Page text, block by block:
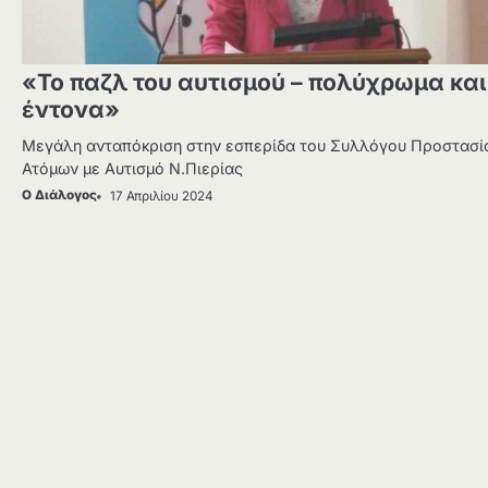
«Το παζλ του αυτισμού – πολύχρωμα και
έντονα»
Μεγάλη ανταπόκριση στην εσπερίδα του Συλλόγου
Ατόμων με Αυτισμό Ν.Πιερίας
Ο Διάλογος 17 Απριλίου 2024